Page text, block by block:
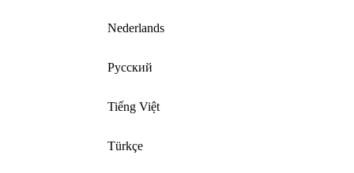
Nederlands
Русский
Tiếng Việt
Türkçe